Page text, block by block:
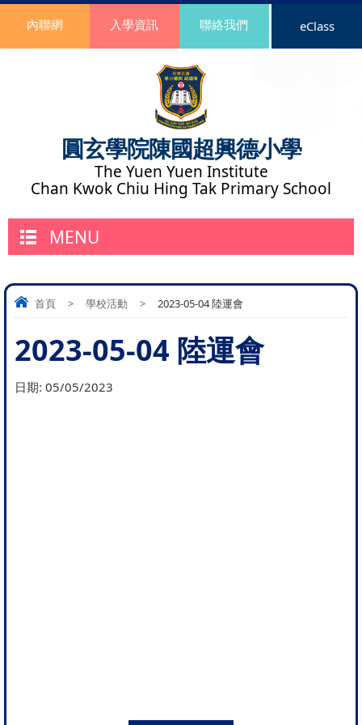
圓玄學院陳國超興德小學
The Yuen Yuen Institute
Chan Kwok Chiu Hing Tak Primary School
內聯網 入學資訊 聯絡我們 eClass
MENU
首頁 > 學校活動 > 2023-05-04 陸運會
2023-05-04 陸運會
日期: 05/05/2023